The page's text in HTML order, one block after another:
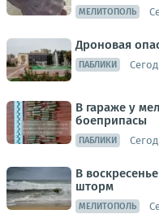
МЕЛИТОПОЛЬ
Дроновая
ПАБЛИКИ
В гараже у
боеприпасы
ПАБЛИКИ
В
шторм
МЕЛИТОПОЛЬ